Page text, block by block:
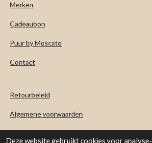
Deze website gebruikt cookies voor analyse-
r
m
Merken
Cadeaubon
Puur by Moscato
Contact
Retourbeleid
Algemene voorwaarden
Levertijd & verzendkosten